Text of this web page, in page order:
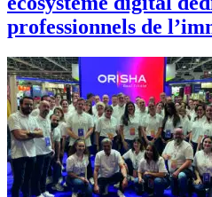
professionnels de